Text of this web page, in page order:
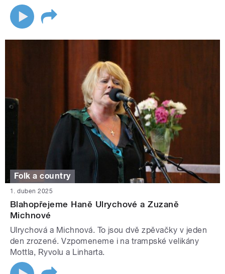
Folk a country
1. duben 2025
Blahopřejeme Haně Ulrychové a Zuzaně
Michnové
Ulrychová a Michnová. To jsou dvě zpěvačky v jeden
den zrozené. Vzpomeneme i na trampské velikány
Mottla, Ryvolu a Linharta.